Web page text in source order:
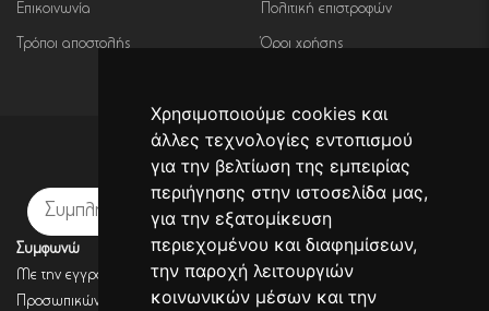
Χρησιμοποιούμε cookies και
άλλες τεχνολογίες εντοπισμού
για την βελτίωση της εμπειρίας
περιήγησης στην ιστοσελίδα μας,
για την εξατομίκευση
περιεχομένου και διαφημίσεων,
την παροχή λειτουργιών
κοινωνικών μέσων και την
Επικοινωνία
Τρόποι αποστολής
Πολιτική επιστροφών
Όροι χρήσης
Εγγραφή σε newsletter
Συμφωνώ
Με την εγγραφή σου, συμφωνείς με την Πολιτική Προστασίας
Προσωπικών Δεδομένων και συμφωνείς πως η DECORSEASONS μπορεί